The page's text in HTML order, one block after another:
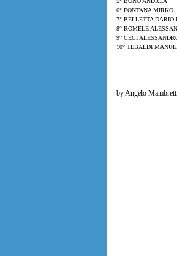
6° FONTANA MIRKO
7° BELLETTA DARIO
8° ROMELE
9° CECI
10° TEBALDI
by Angelo